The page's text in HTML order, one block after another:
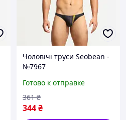
Чоловічі труси Seobean -
№7967
Готово к отправке
344₴
361 ₴